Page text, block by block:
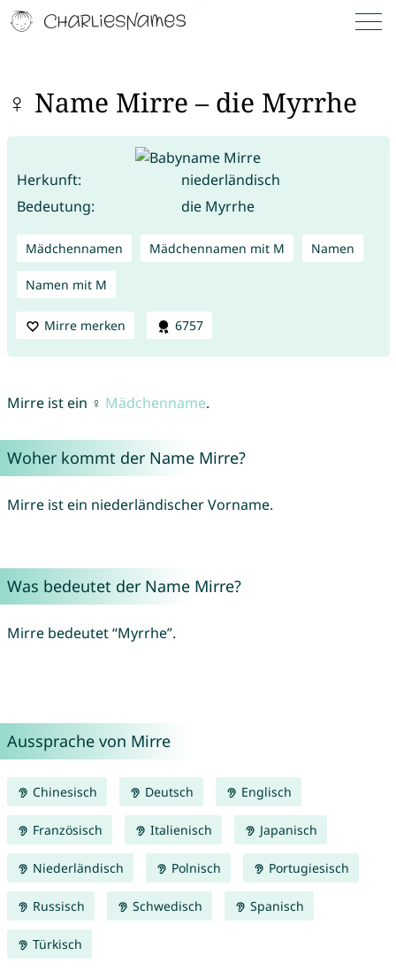
♀ Name Mirre – die Myrrhe
Herkunft:
niederländisch
Bedeutung:
die Myrrhe
Mädchennamen Mädchennamen mit M Namen
Namen mit M
Mirre merken 6757
Mirre ist ein ♀ Mädchenname.
Woher kommt der Name Mirre?
Mirre ist ein niederländischer Vorname.
Was bedeutet der Name Mirre?
Mirre bedeutet “Myrrhe”.
Aussprache von Mirre
Chinesisch Deutsch Englisch
Französisch Italienisch Japanisch
Niederländisch Polnisch Portugiesisch
Russisch Schwedisch Spanisch
Türkisch